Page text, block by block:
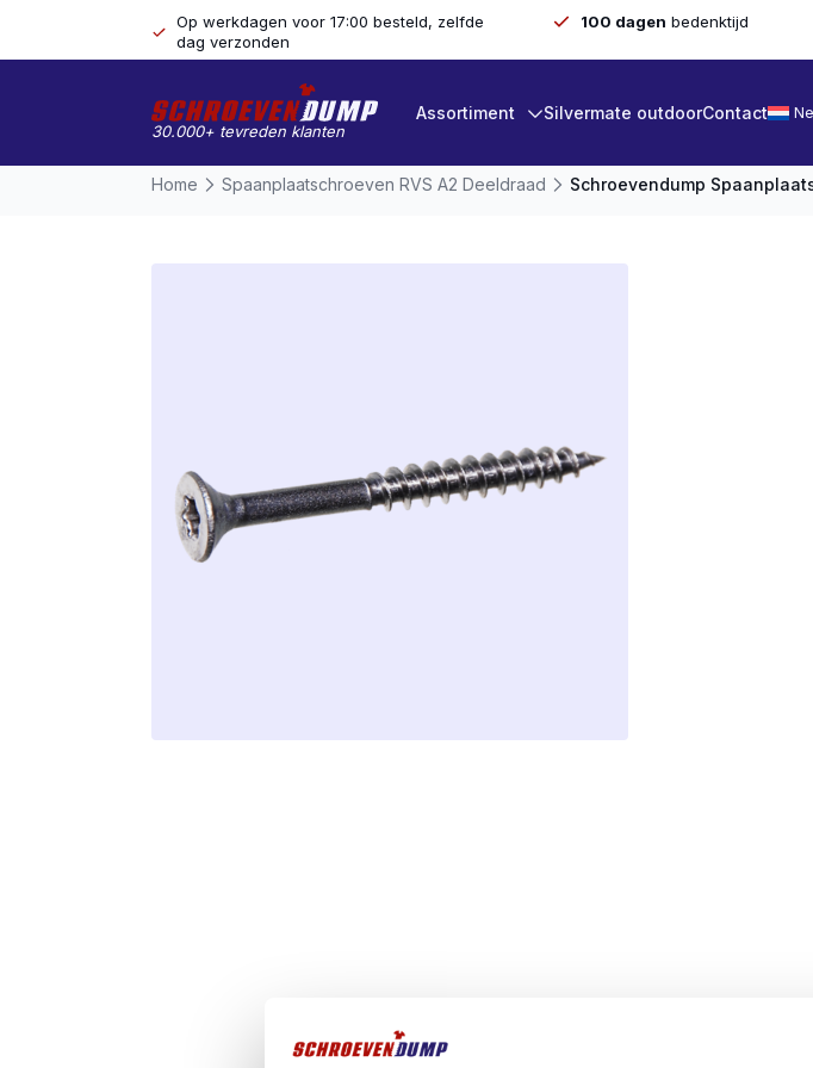
Op werkdagen voor 17:00 besteld, zelfde
dag verzonden
100 dagen bedenktijd
30.000+ tevreden klanten
Assortiment Silvermate outdoorContact
Home Spaanplaatschroeven RVS A2 Deeldraad Schroevendump